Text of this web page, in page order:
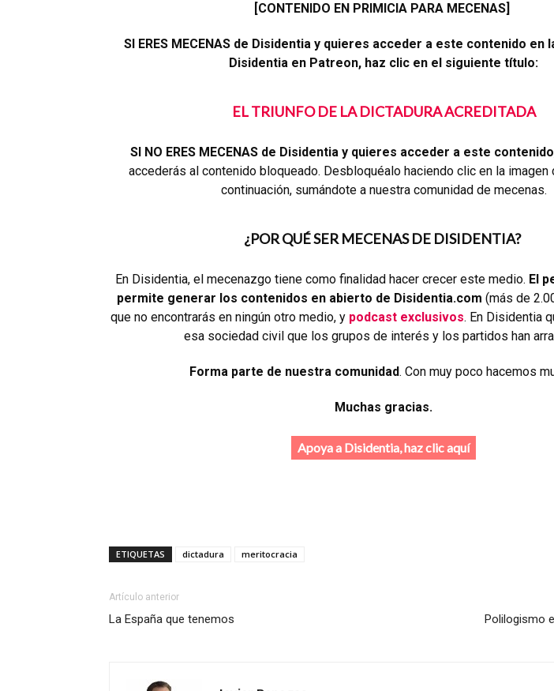
[CONTENIDO EN PRIMICIA PARA MECENAS]
SI ERES MECENAS de Disidentia y quieres acceder a este contenido en
Disidentia en Patreon, haz clic en el siguiente título:
EL TRIUNFO DE LA DICTADURA ACREDITADA
SI NO ERES MECENAS de Disidentia y quieres acceder a este contenido
accederás al contenido bloqueado. Desbloquéalo haciendo clic en la imagen
continuación, sumándote a nuestra comunidad de mecenas.
¿POR QUÉ SER MECENAS DE DISIDENTIA?
En Disidentia, el mecenazgo tiene como finalidad hacer crecer este medio. El
permite generar los contenidos en abierto de Disidentia.com (más de
que no encontrarás en ningún otro medio, y podcast exclusivos. En Disidentia
esa sociedad civil que los grupos de interés y los partidos han
Forma parte de nuestra comunidad. Con muy poco hacemos
Muchas gracias.
Apoya a Disidentia, haz clic aquí
ETIQUETAS dictadura meritocracia
Artículo anterior
La España que tenemos Polilogismo